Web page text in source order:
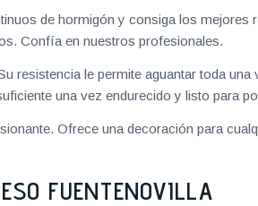
de hormigón y consiga los mejores
Confía en nuestros profesionales.
resistencia le permite aguantar toda una
una vez endurecido y listo para
Ofrece una decoración para
FUENTENOVILLA